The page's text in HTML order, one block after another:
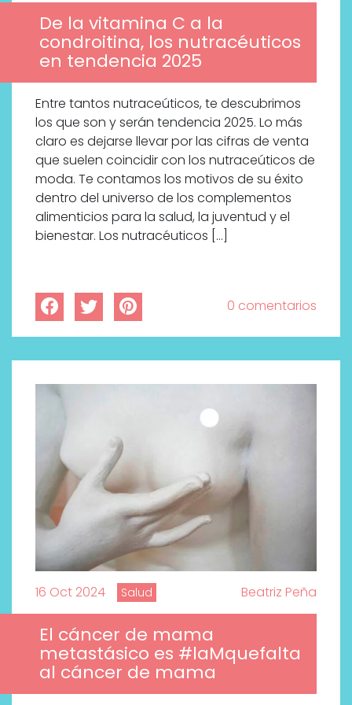
De la vitamina C a la
condroitina, los nutracéuticos
en tendencia 2025
Entre tantos nutraceúticos, te descubrimos
los que son y serán tendencia 2025. Lo más
claro es dejarse llevar por las cifras de venta
que suelen coincidir con los nutraceúticos de
moda. Te contamos los motivos de su éxito
dentro del universo de los complementos
alimenticios para la salud, la juventud y el
bienestar. Los nutracéuticos […]
0 comentarios
16 Oct 2024 Salud Beatriz Peña
El cáncer de mama
metastásico es #laMquefalta
al cáncer de mama